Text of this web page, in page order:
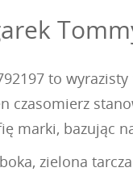
to
czasomierz
marki, bazując
zielona